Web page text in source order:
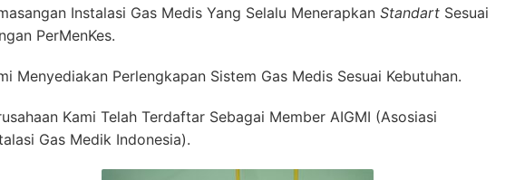
Instalasi Gas Medis Yang Selalu Menerapkan Standart Sesuai
PerMenKes.
Menyediakan Perlengkapan Sistem Gas Medis Sesuai Kebutuhan.
Kami Telah Terdaftar Sebagai Member AIGMI (Asosiasi
Gas Medik Indonesia).